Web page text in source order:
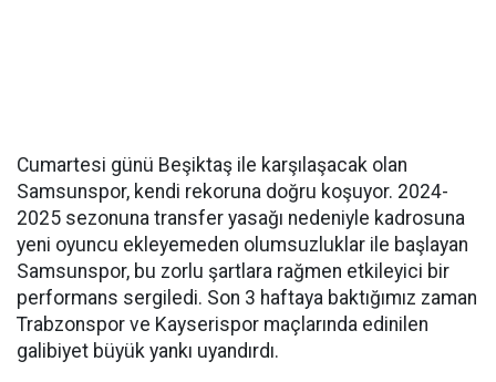
Cumartesi günü Beşiktaş ile karşılaşacak olan
Samsunspor, kendi rekoruna doğru koşuyor. 2024-
2025 sezonuna transfer yasağı nedeniyle kadrosuna
yeni oyuncu ekleyemeden olumsuzluklar ile başlayan
Samsunspor, bu zorlu şartlara rağmen etkileyici bir
performans sergiledi. Son 3 haftaya baktığımız zaman
Trabzonspor ve Kayserispor maçlarında edinilen
galibiyet büyük yankı uyandırdı.